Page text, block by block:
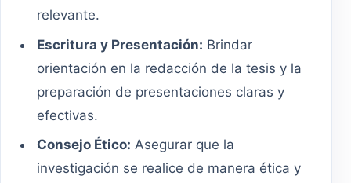
relevante.
Escritura y Presentación: Brindar
orientación en la redacción de la tesis y la
preparación de presentaciones claras y
efectivas.
Consejo Ético: Asegurar que la
investigación se realice de manera ética y